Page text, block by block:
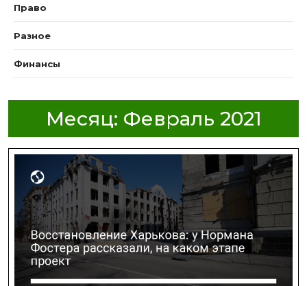
Право
Разное
Финансы
Месяц: Февраль 2021